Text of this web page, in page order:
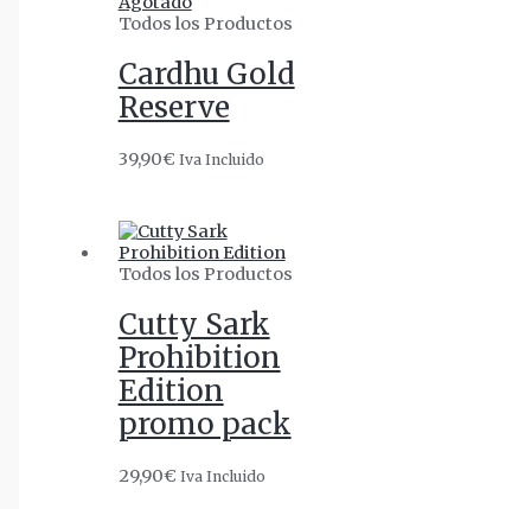
Todos los Productos
Cardhu Gold
Reserve
39,90€ Iva Incluido
Todos los Productos
Cutty Sark
Prohibition
Edition
promo pack
29,90€ Iva Incluido